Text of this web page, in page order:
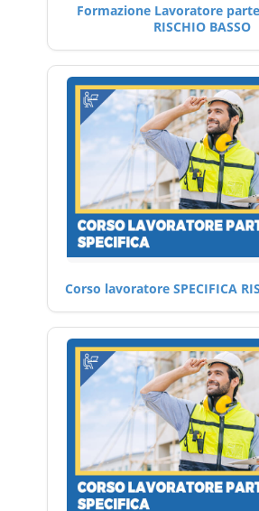
Formazione Lavoratore parte
RISCHIO BASSO
Corso lavoratore SPECIFICA